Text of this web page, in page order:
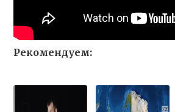
Рекомендуем: